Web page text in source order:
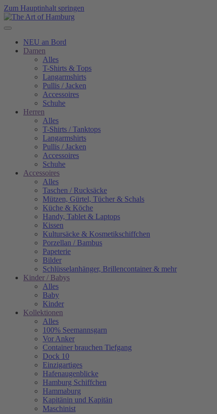
Zum Hauptinhalt springen
NEU an Bord
Damen
Alles
T-Shirts & Tops
Langarmshirts
Pullis / Jacken
Accessoires
Schuhe
Herren
Alles
T-Shirts / Tanktops
Langarmshirts
Pullis / Jacken
Accessoires
Schuhe
Accessoires
Alles
Taschen / Rucksäcke
Mützen, Gürtel, Tücher & Schals
Küche & Köche
Handy, Tablet & Laptops
Kissen
Kultursäcke & Kosmetikschiffchen
Porzellan / Bambus
Papeterie
Bilder
Schlüsselanhänger, Brillencontainer & mehr
Kinder / Babys
Alles
Baby
Kinder
Kollektionen
Alles
100% Seemannsgarn
Vor Anker
Container brauchen Tiefgang
Dock 10
Einzigartiges
Hafenaugen­blicke
Hamburg Schiffchen
Hammaburg
Kapitänin und Kapitän
Maschinist